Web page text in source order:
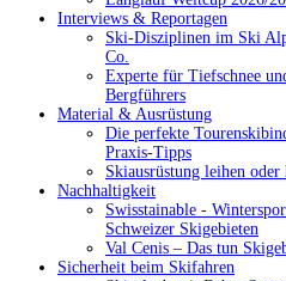
Interviews & Reportagen
Ski-Disziplinen im Ski
Co.
Experte für Tiefschnee
Bergführers
Material & Ausrüstung
Die perfekte
Praxis-Tipps
Skiausrüstung leihen oder
Nachhaltigkeit
Swisstainable -
Schweizer Skigebieten
Val Cenis – Das tun
Sicherheit beim Skifahren